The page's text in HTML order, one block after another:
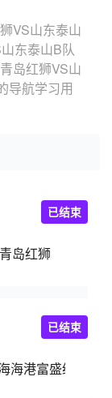
VS山东泰山
东泰山B队
岛红狮VS山
导航学习用
青岛红狮
已结束
海港富盛经开
已结束